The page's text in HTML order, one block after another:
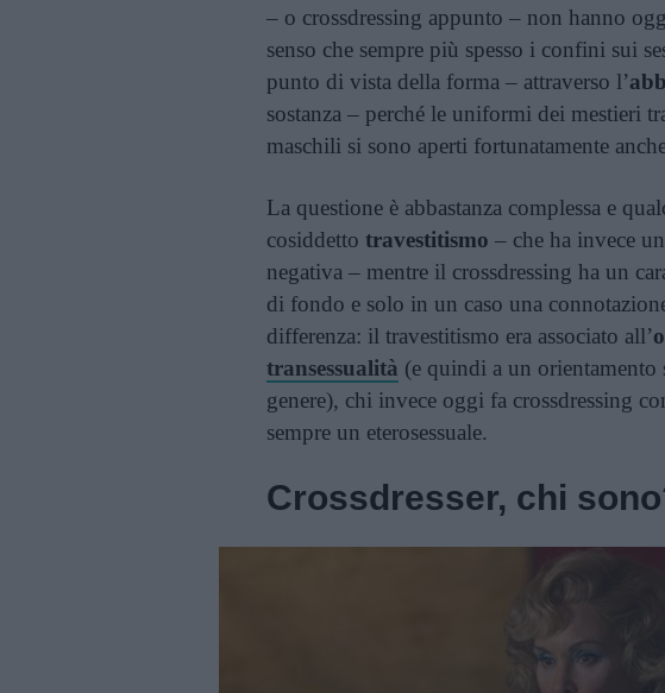
– o crossdressing appunto – non hanno
senso che sempre più spesso i confini sui
punto di vista della forma – attraverso l’
sostanza – perché le uniformi dei mestieri
maschili si sono aperti fortunatamente
La questione è abbastanza complessa e
cosiddetto travestitismo – che ha invece
negativa – mentre il crossdressing ha un
di fondo e solo in un caso una
differenza: il travestitismo era associato all’
transessualità (e quindi a un orientamento
genere), chi invece oggi fa crossdressing
sempre un eterosessuale.
Crossdresser, chi